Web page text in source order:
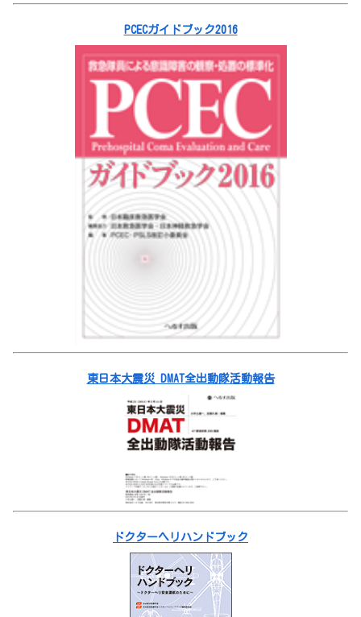
PCECガイドブック2016
東日本大震災 DMAT全出動隊活動報告
ドクターヘリハンドブック